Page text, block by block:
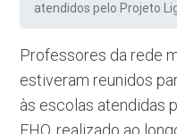
atendidos pelo Projeto
Professores da rede
estiveram reunidos
às escolas atendidas
FHO, realizado ao